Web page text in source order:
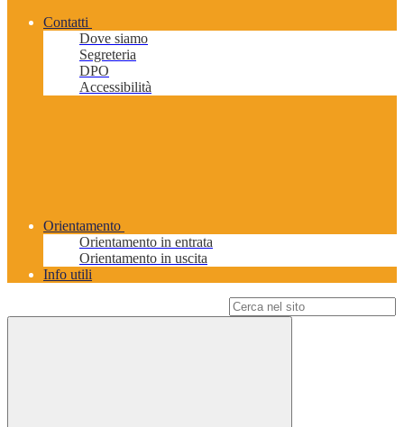
Contatti
Dove siamo
Segreteria
DPO
Accessibilità
Orientamento
Orientamento in entrata
Orientamento in uscita
Info utili